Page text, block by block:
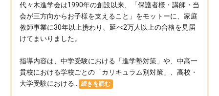
代々木進学会は1990年の創設以来、「保護者様・講師・当
会が三方向からお子様を支えること」をモットーに、家庭
教師事業に30年以上携わり、延べ2万人以上の合格を見届
けてまいりました。
指導内容は、中学受験における「進学塾対策」や、中高一
貫校における学校ごとの「カリキュラム別対策」、高校・
大学受験における...
続きを読む